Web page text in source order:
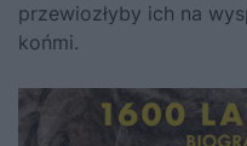
przewiozłyby ich na
końmi.